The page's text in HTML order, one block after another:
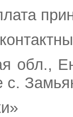
обл.,
с.